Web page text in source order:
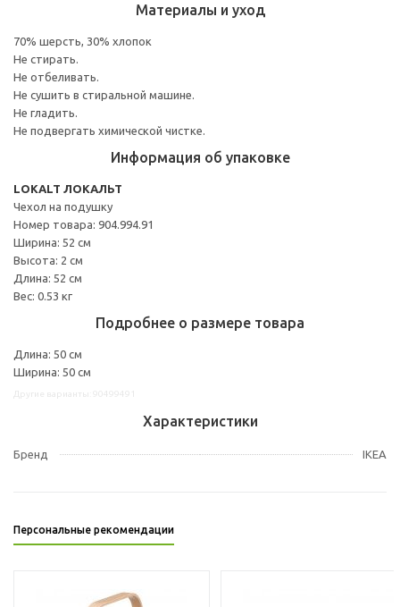
Материалы и уход
70% шерсть, 30% хлопок
Не стирать.
Не отбеливать.
Не сушить в стиральной машине.
Не гладить.
Не подвергать химической чистке.
Информация об упаковке
LOKALT ЛОКАЛЬТ
Чехол на подушку
Номер товара: 904.994.91
Ширина: 52 см
Высота: 2 см
Длина: 52 см
Вес: 0.53 кг
Подробнее о размере товара
Длина: 50 см
Ширина: 50 см
Характеристики
Бренд IKEA
Персональные рекомендации